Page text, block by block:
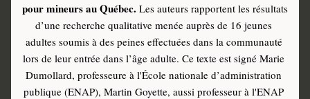
pour mineurs au Québec. Les auteurs rapportent les résultats
d’une recherche qualitative menée auprès de 16 jeunes
adultes soumis à des peines effectuées dans la communauté
lors de leur entrée dans l’âge adulte. Ce texte est signé Marie
Dumollard, professeure à l'École nationale d’administration
publique (ENAP), Martin Goyette, aussi professeur à l'ENAP